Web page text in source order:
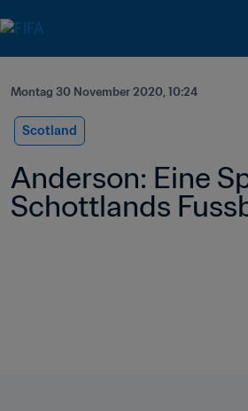
Montag 30 November 2020, 10:24
Scotland
Anderson: Eine
Schottlands